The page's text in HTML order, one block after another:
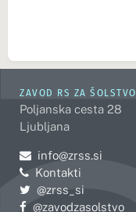
ZAVOD RS ZA ŠOLSTVO
Poljanska cesta 28
Ljubljana
Pošljite e-mail na
info@zrss.si
Kontakti
Pojdite na Twitter:
@zrss_si
Pojdite na Facebook:
@zavodzasolstvo